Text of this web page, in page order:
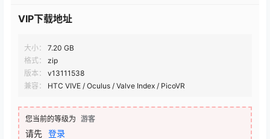
VIP下载地址
大小：
7.20 GB
格式：
zip
版本：
v13111538
兼容：
HTC VIVE / Oculus / Valve Index / PicoVR
您当前的等级为 游客
请先 登录